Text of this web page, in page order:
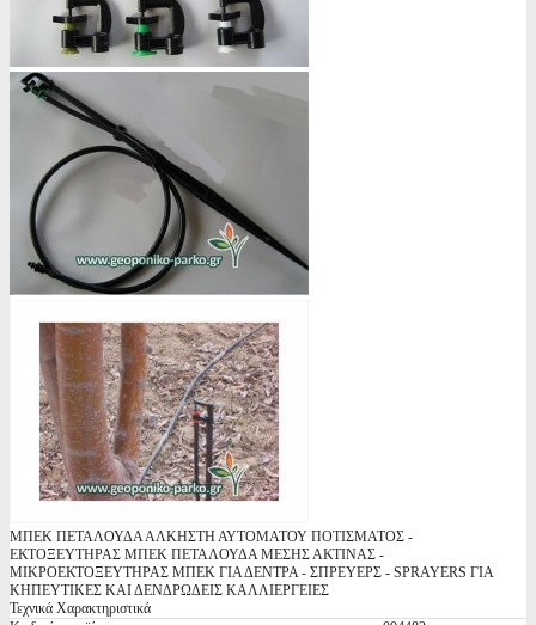
ΜΠΕΚ ΠΕΤΑΛΟΥΔΑ ΑΛΚΗΣΤΗ ΑΥΤΟΜΑΤΟΥ ΠΟΤΙΣΜΑΤΟΣ -
ΕΚΤΟΞΕΥΤΗΡΑΣ ΜΠΕΚ ΠΕΤΑΛΟΥΔΑ ΜΕΣΗΣ ΑΚΤΙΝΑΣ -
ΜΙΚΡΟΕΚΤΟΞΕΥΤΗΡΑΣ ΜΠΕΚ ΓΙΑ ΔΕΝΤΡΑ - ΣΠΡΕΥΕΡΣ - SPRAYERS ΓΙΑ
ΚΗΠΕΥΤΙΚΕΣ ΚΑΙ ΔΕΝΔΡΩΔΕΙΣ ΚΑΛΛΙΕΡΓΕΙΕΣ
Τεχνικά Χαρακτηριστικά